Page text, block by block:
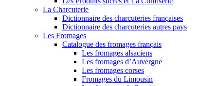
La Charcuterie
Dictionnaire des charcuteries françaises
Dictionnaire des charcuteries autres pays
Les Fromages
Catalogue des fromages français
Les fromages alsaciens
Les fromages d’Auvergne
Les fromages corses
Fromages du Limousin